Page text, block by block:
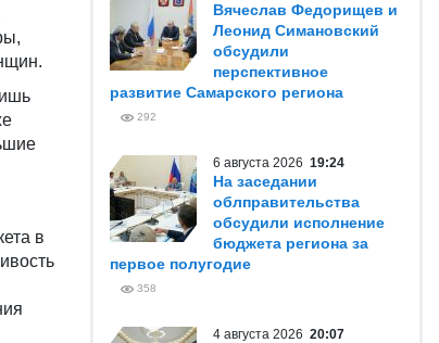
в
Вячеслав Федорищев и
Леонид Симановский
обсудили
перспективное
развитие Самарского региона
292
6 августа 2026 19:24
На заседании
облправительства
обсудили исполнение
бюджета региона за
первое полугодие
358
4 августа 2026 20:07